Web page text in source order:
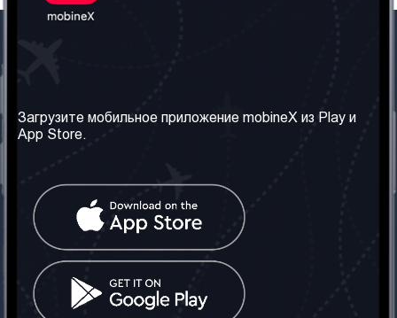
Наши сервисы
Правила и Условия
Часто задаваемые
вопросы
Контакт
Грузия: Тбилиси
Телефон: +442030340050
Социальные сети
Загрузите мобильное приложение mobineX из Play и
App Store.